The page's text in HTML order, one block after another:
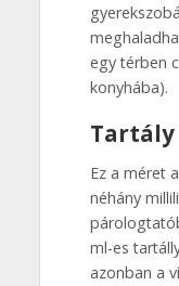
egy térben
konyhába).
Ez a méret
néhány
ml-es
azonban a